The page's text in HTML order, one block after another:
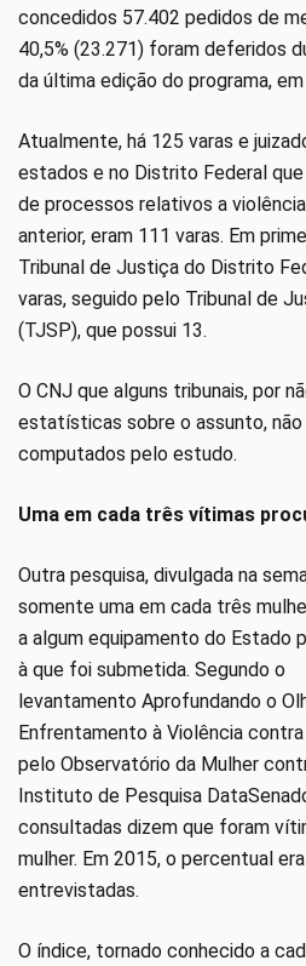
concedidos 57.402 pedidos de
40,5% (23.271) foram deferidos
da última edição do programa,
Atualmente, há 125 varas e
estados e no Distrito Federal
de processos relativos a
anterior, eram 111 varas. Em
Tribunal de Justiça do Distrito
varas, seguido pelo Tribunal de
(TJSP), que possui 13.
O CNJ que alguns tribunais, por
estatísticas sobre o assunto,
computados pelo estudo.
Uma em cada três vítimas
Outra pesquisa, divulgada na
somente uma em cada três
a algum equipamento do Estado
à que foi submetida. Segundo o
levantamento Aprofundando o
Enfrentamento à Violência
pelo Observatório da Mulher
Instituto de Pesquisa
consultadas dizem que foram
mulher. Em 2015, o percentual
entrevistadas.
O índice, tornado conhecido a